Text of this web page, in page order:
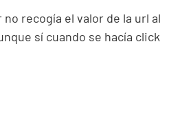
recogía el valor de la url al
sí cuando se hacía click